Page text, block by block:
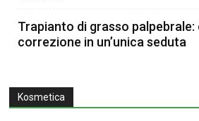
Trapianto di grasso palpebrale:
correzione in un’unica seduta
Kosmetica